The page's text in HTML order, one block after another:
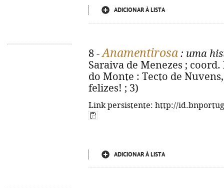
ADICIONAR À LISTA
8 -Anamentirosa : uma
Saraiva de Menezes ;
do Monte : Tecto de
felizes! ; 3)
Link persistente: http://
ADICIONAR À LISTA